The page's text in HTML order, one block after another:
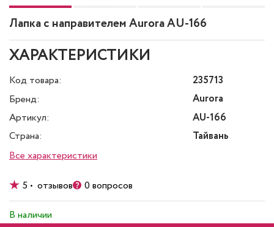
Лапка с направителем Aurora AU-166
ХАРАКТЕРИСТИКИ
Код товара:
235713
Бренд:
Aurora
Артикул:
AU-166
Страна:
Тайвань
Все характеристики
5 • отзывов 0 вопросов
В наличии